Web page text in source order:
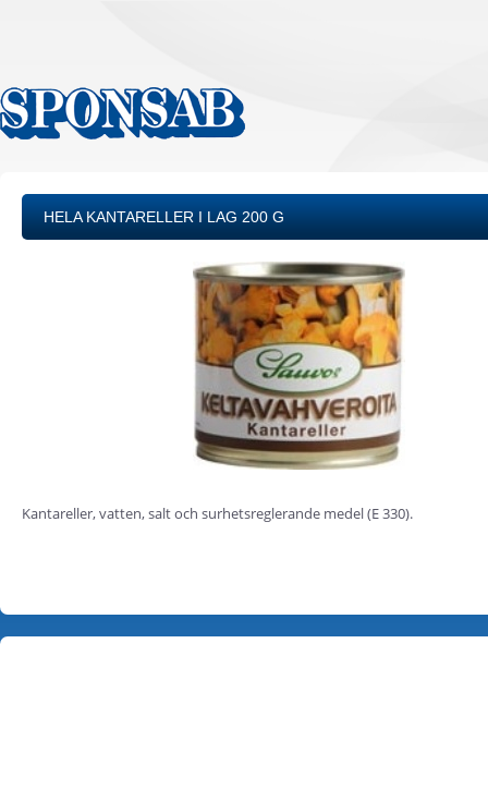
HELA KANTARELLER I LAG 200 G
Kantareller, vatten, salt och surhetsreglerande medel (E 330).